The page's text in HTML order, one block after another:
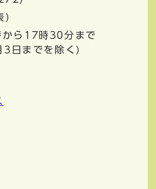
)
から17時30分まで
日までを除く)